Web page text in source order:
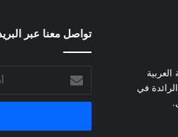
الشركة الرائدة في
تواصل معنا عبر
بريدك
الإلكتروني